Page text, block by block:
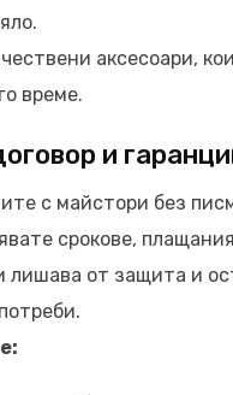
аксесоари,
време.
и
с майстори без
срокове,
лишава от защита и